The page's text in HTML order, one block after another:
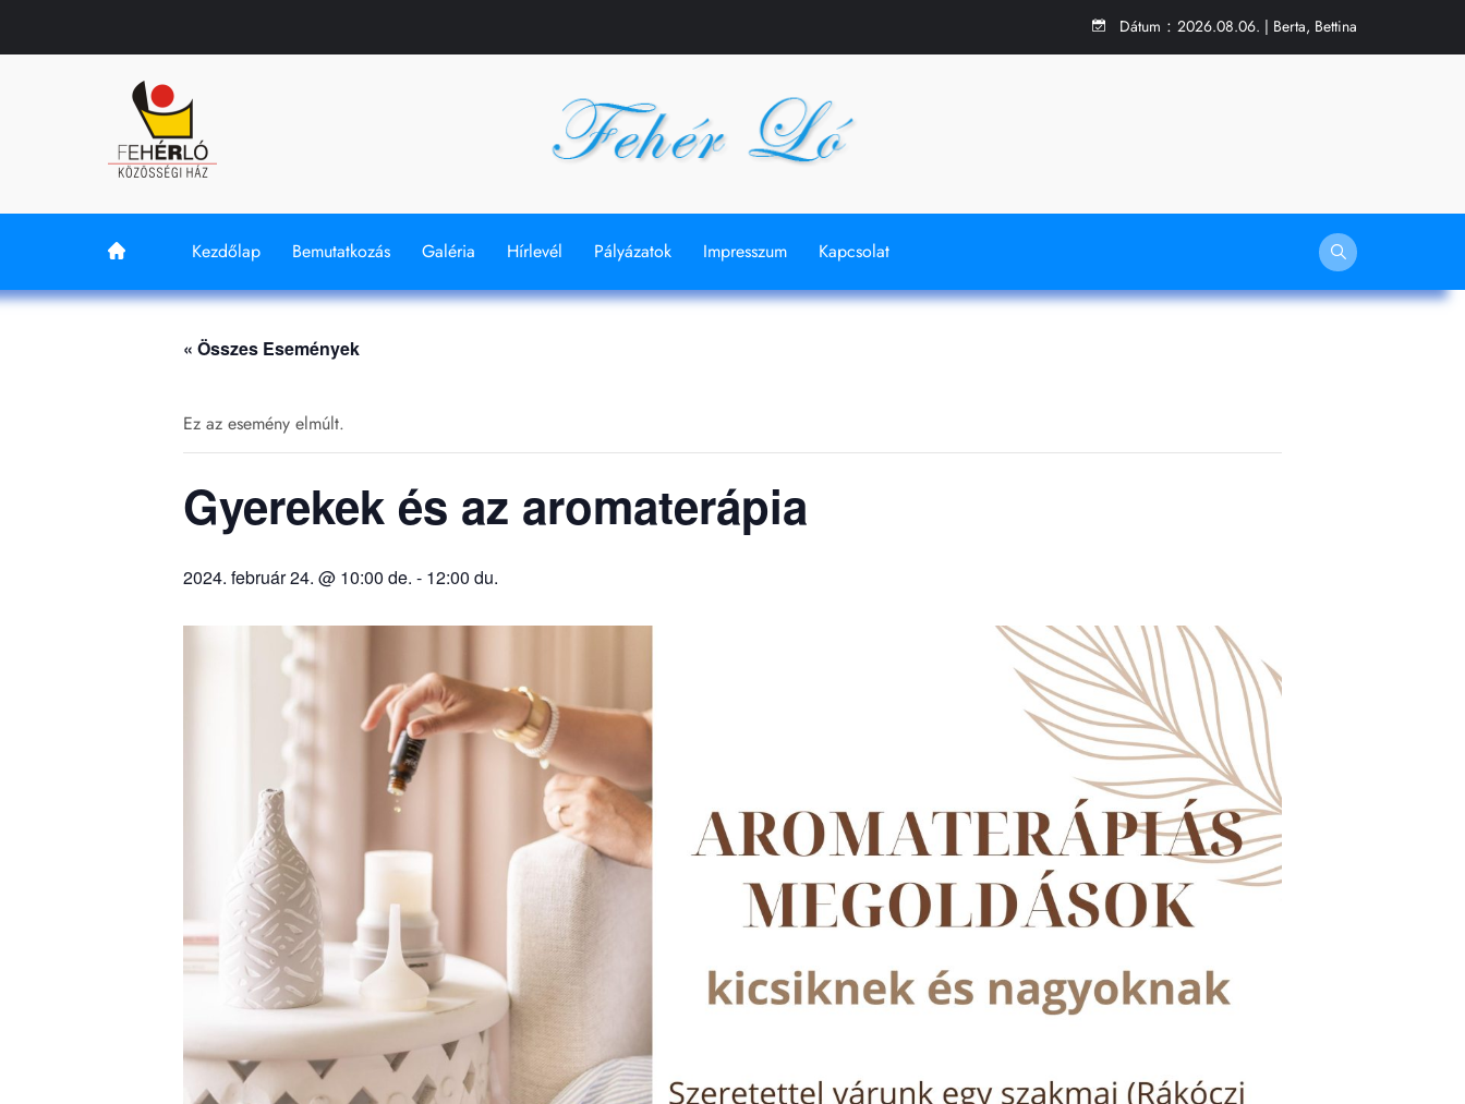
Dátum : 2026.08.06. | Berta, Bettina
Kezdőlap Bemutatkozás Galéria Hírlevél Pályázatok Impresszum Kapcsolat
« Összes Események
Ez az esemény elmúlt.
Gyerekek és az aromaterápia
2024. február 24. @ 10:00 de. - 12:00 du.